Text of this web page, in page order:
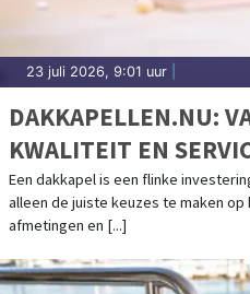
23 juli 2026, 9:01 uur
DAKKAPELLEN.NU:
KWALITEIT EN
EIND
Een dakkapel is een flinke
alleen de juiste keuzes te maken
afmetingen en [...]